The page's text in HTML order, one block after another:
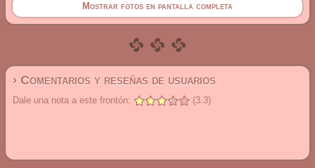
Mostrar fotos en pantalla completa
› Comentarios y reseñas de usuarios
Dale una nota a este frontón: (3.3)